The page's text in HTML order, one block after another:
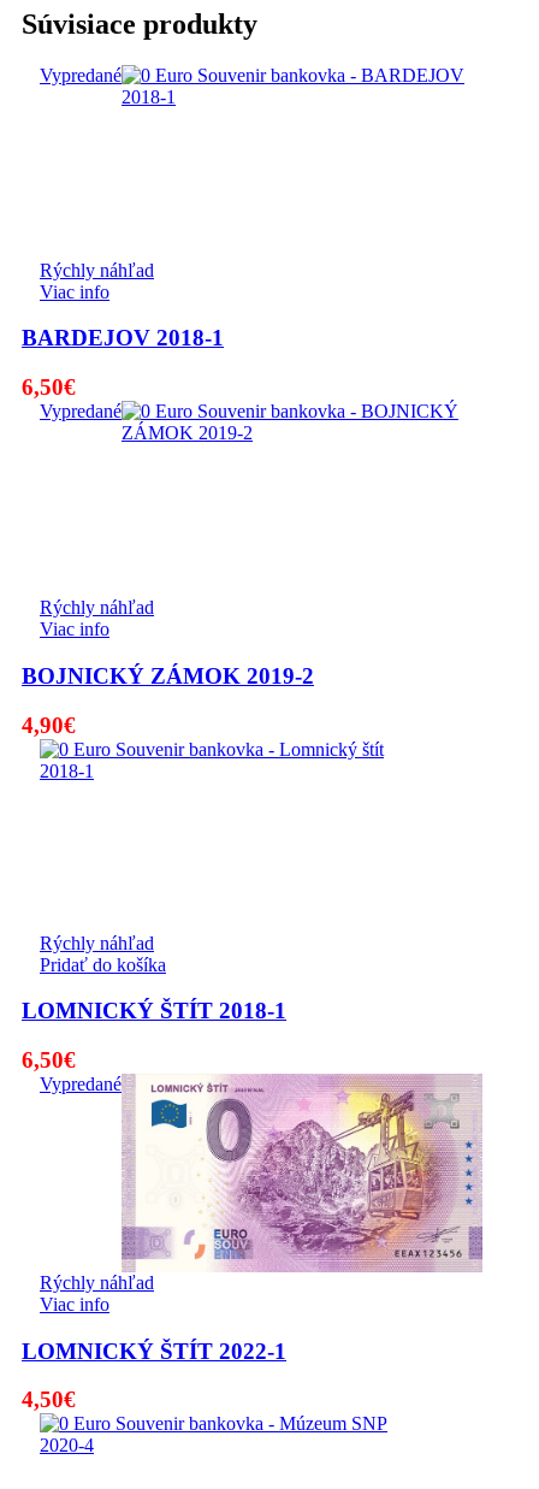
Súvisiace produkty
Vypredané
Rýchly náhľad
Viac info
BARDEJOV 2018-1
6,50€
Vypredané
Rýchly náhľad
Viac info
BOJNICKÝ ZÁMOK 2019-2
4,90€
Rýchly náhľad
Pridať do košíka
LOMNICKÝ ŠTÍT 2018-1
6,50€
Vypredané
Rýchly náhľad
Viac info
LOMNICKÝ ŠTÍT 2022-1
4,50€